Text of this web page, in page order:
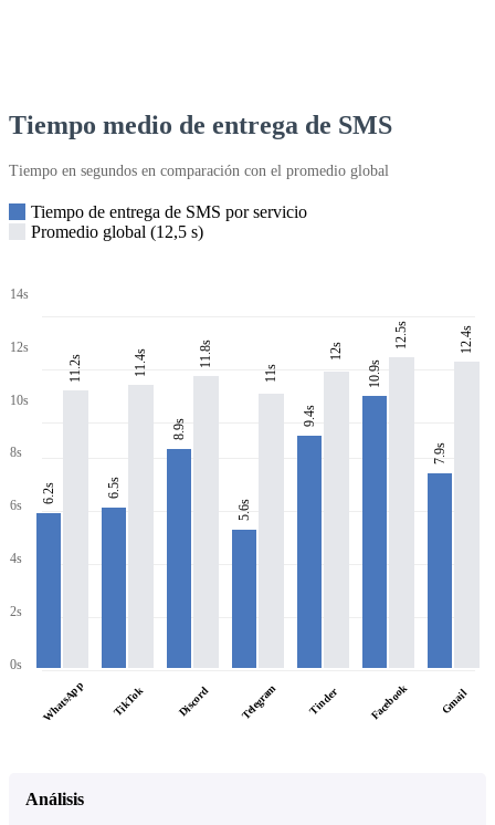
Tiempo medio de entrega de SMS
Tiempo en segundos en comparación con el promedio global
Tiempo de entrega de SMS por servicio
Promedio global (12,5 s)
14s
12s
10s
8s
6s
4s
2s
0s
6.2s
11.2s
WhatsApp
6.5s
11.4s
TikTok
8.9s
11.8s
Discord
5.6s
11s
Telegram
9.4s
12s
Tinder
10.9s
12.5s
Facebook
7.9s
12.4s
Gmail
Análisis